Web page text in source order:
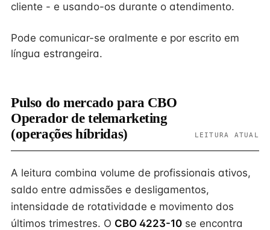
cliente - e usando-os durante o atendimento.
Pode comunicar-se oralmente e por escrito em
língua estrangeira.
Pulso do mercado para CBO
Operador de telemarketing
(operações híbridas)
LEITURA ATUAL
A leitura combina volume de profissionais ativos,
saldo entre admissões e desligamentos,
intensidade de rotatividade e movimento dos
últimos trimestres. O CBO 4223-10 se encontra